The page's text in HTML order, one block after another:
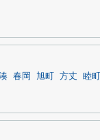
春岡 旭町 方丈 睦町